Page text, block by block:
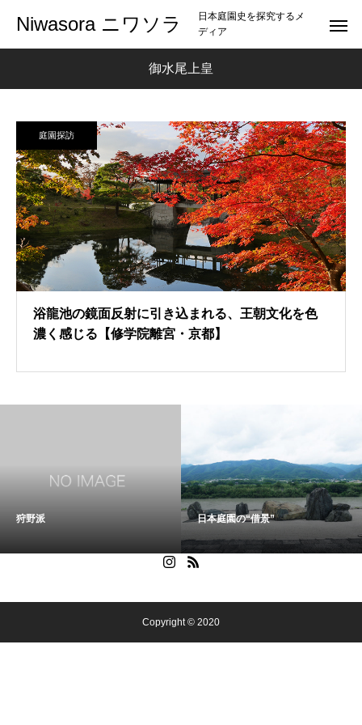
Niwasora ニワソラ
日本庭園史を探究するメ
ディア
御水尾上皇
庭園探訪
浴龍池の鏡面反射に引き込まれる、王朝文化を色
濃く感じる【修学院離宮・京都】
狩野派 日本庭園の“借景”
Copyright © 2020